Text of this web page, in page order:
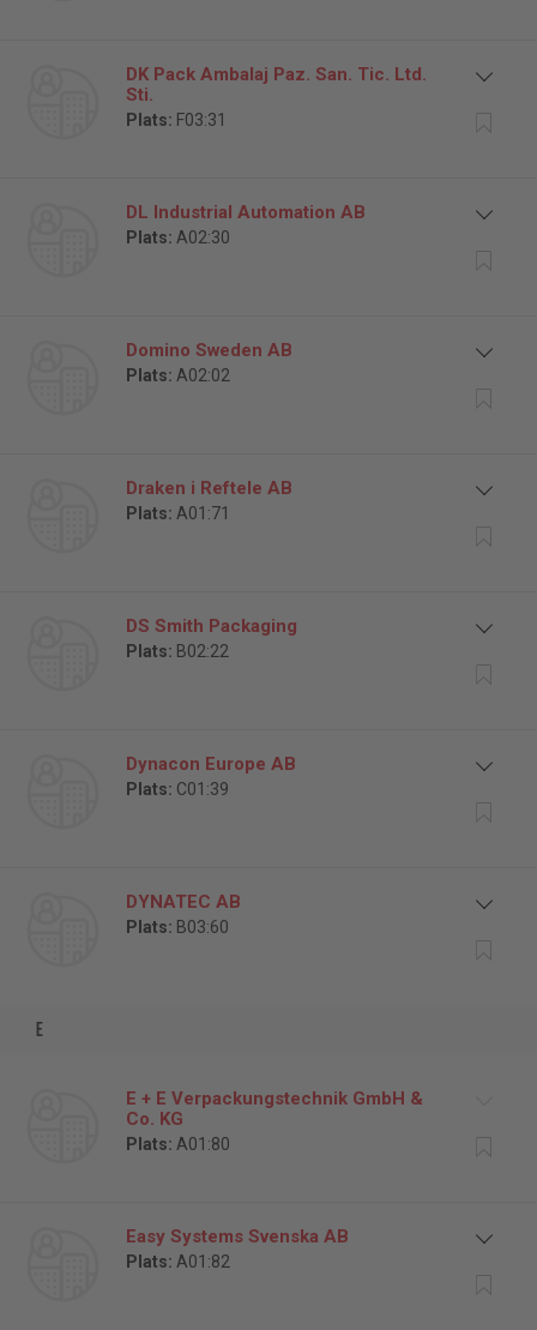
DK Pack Ambalaj Paz. San. Tic. Ltd.
Sti.
Plats: F03:31
DL Industrial Automation AB
Plats: A02:30
Domino Sweden AB
Plats: A02:02
Draken i Reftele AB
Plats: A01:71
DS Smith Packaging
Plats: B02:22
Dynacon Europe AB
Plats: C01:39
DYNATEC AB
Plats: B03:60
e
E + E Verpackungstechnik GmbH &
Co. KG
Plats: A01:80
Easy Systems Svenska AB
Plats: A01:82